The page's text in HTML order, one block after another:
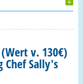
v. 130€)
Chef Sally's